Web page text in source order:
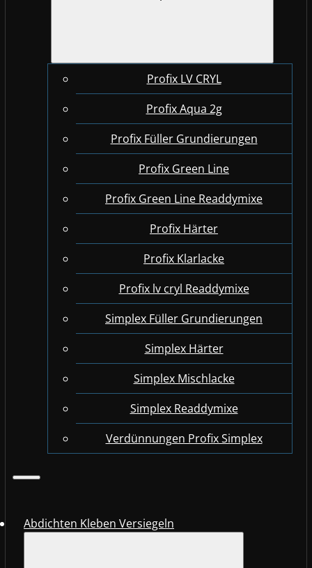
Profix LV CRYL
Profix Aqua 2g
Profix Füller Grundierungen
Profix Green Line
Profix Green Line Readdymixe
Profix Härter
Profix Klarlacke
Profix lv cryl Readdymixe
Simplex Füller Grundierungen
Simplex Härter
Simplex Mischlacke
Simplex Readdymixe
Verdünnungen Profix Simplex
Abdichten Kleben Versiegeln